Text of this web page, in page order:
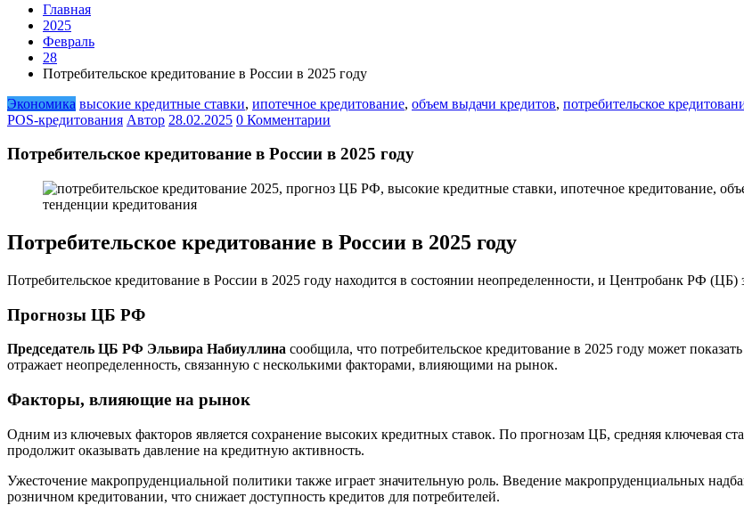
Главная
2025
Февраль
28
Потребительское кредитование в России в 2025 году
Экономика высокие кредитные ставки, ипотечное кредитование, объем выдачи кредитов, потребительское
POS-кредитования Автор 28.02.2025 0 Комментарии
Потребительское кредитование в России в 2025 году
Потребительское кредитование в России в 2025 году
Потребительское кредитование в России в 2025 году находится в состоянии неопределенности, и Центробанк РФ
Прогнозы ЦБ РФ
Председатель ЦБ РФ Эльвира Набиуллина сообщила, что потребительское кредитование в 2025 году может
отражает неопределенность, связанную с несколькими факторами, влияющими на рынок.
Факторы, влияющие на рынок
Одним из ключевых факторов является сохранение высоких кредитных ставок. По прогнозам ЦБ, средняя ключевая
продолжит оказывать давление на кредитную активность.
Ужесточение макропруденциальной политики также играет значительную роль. Введение макропруденциальных
розничном кредитовании, что снижает доступность кредитов для потребителей.